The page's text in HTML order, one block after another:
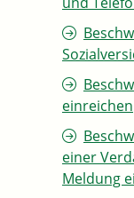
einreichen
einer
Meldung